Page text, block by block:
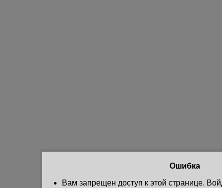
Ошибка
Вам запрещен доступ к этой странице.